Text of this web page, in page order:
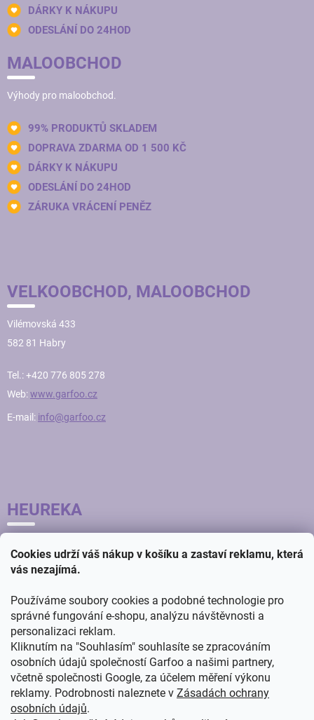
Cookies udrží váš nákup v košíku a zastaví reklamu, která
vás nezajímá.
Používáme soubory cookies a podobné technologie pro
správné fungování e-shopu, analýzu návštěvnosti a
personalizaci reklam.
Kliknutím na "Souhlasím" souhlasíte se zpracováním
osobních údajů společností Garfoo a našimi partnery,
včetně společnosti Google, za účelem měření výkonu
reklamy. Podrobnosti naleznete v Zásadách ochrany
osobních údajů.
DÁRKY K NÁKUPU
ODESLÁNÍ DO 24HOD
MALOOBCHOD
Výhody pro maloobchod.
99% PRODUKTŮ SKLADEM
DOPRAVA ZDARMA OD 1 500 KČ
DÁRKY K NÁKUPU
ODESLÁNÍ DO 24HOD
ZÁRUKA VRÁCENÍ PENĚZ
VELKOOBCHOD, MALOOBCHOD
Vilémovská 433
582 81 Habry
Tel.: +420 776 805 278
Web:www.garfoo.cz
E-mail: info@garfoo.cz
HEUREKA